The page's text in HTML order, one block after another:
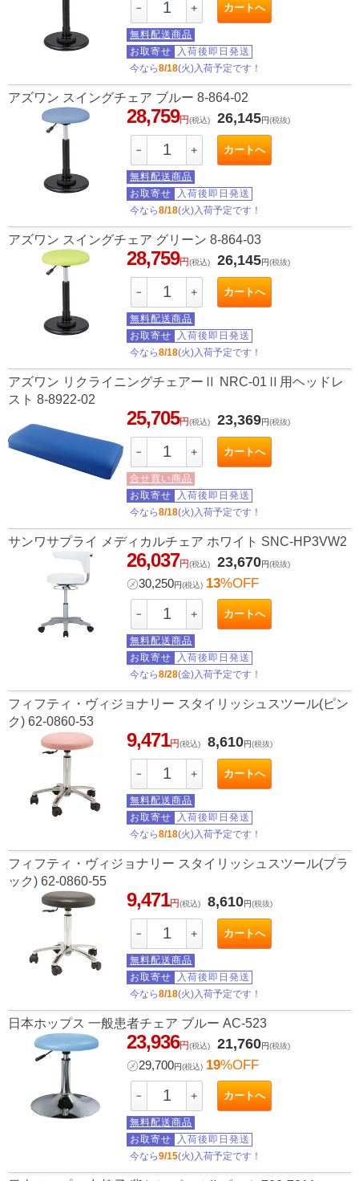
－ ＋ カートへ
無料配送商品
お取寄せ
入荷後即日発送
今なら8/18(火)入荷予定です！
アズワン スイングチェア ブルー 8-864-02
28,759円(税込) 26,145円(税抜)
－ ＋ カートへ
無料配送商品
お取寄せ
入荷後即日発送
今なら8/18(火)入荷予定です！
アズワン スイングチェア グリーン 8-864-03
28,759円(税込) 26,145円(税抜)
－ ＋ カートへ
無料配送商品
お取寄せ
入荷後即日発送
今なら8/18(火)入荷予定です！
アズワン リクライニングチェアーⅡ NRC-01Ⅱ用ヘッドレ
スト 8-8922-02
25,705円(税込) 23,369円(税抜)
－ ＋ カートへ
合せ買い商品
お取寄せ
入荷後即日発送
今なら8/18(火)入荷予定です！
サンワサプライ メディカルチェア ホワイト SNC-HP3VW2
26,037円(税込) 23,670円(税抜)
㋱30,250円(税込) 13%OFF
－ ＋ カートへ
無料配送商品
お取寄せ
入荷後即日発送
今なら8/28(金)入荷予定です！
フィフティ・ヴィジョナリー スタイリッシュスツール(ピン
ク) 62-0860-53
9,471円(税込) 8,610円(税抜)
－ ＋ カートへ
無料配送商品
お取寄せ
入荷後即日発送
今なら8/18(火)入荷予定です！
フィフティ・ヴィジョナリー スタイリッシュスツール(ブラ
ック) 62-0860-55
9,471円(税込) 8,610円(税抜)
－ ＋ カートへ
無料配送商品
お取寄せ
入荷後即日発送
今なら8/18(火)入荷予定です！
日本ホップス 一般患者チェア ブルー AC-523
23,936円(税込) 21,760円(税抜)
㋱29,700円(税込) 19%OFF
－ ＋ カートへ
無料配送商品
お取寄せ
入荷後即日発送
今なら9/15(火)入荷予定です！